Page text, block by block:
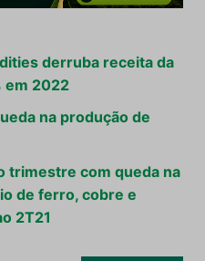
derruba receita da
em 2022
na produção de
trimestre com queda na
de ferro, cobre e
2T21